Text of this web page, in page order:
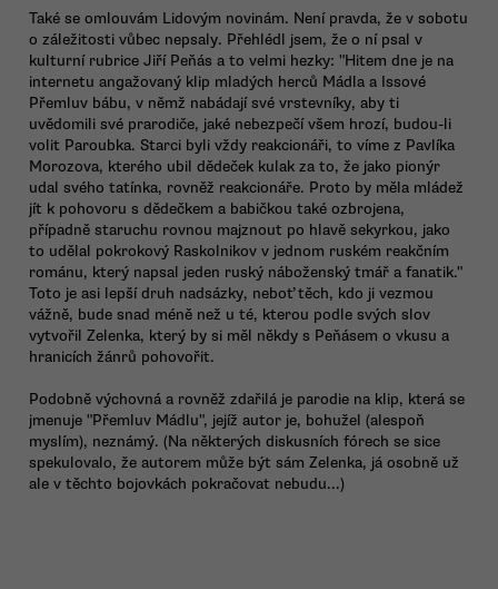
Také se omlouvám Lidovým novinám. Není pravda, že v sobotu
o záležitosti vůbec nepsaly. Přehlédl jsem, že o ní psal v
kulturní rubrice Jiří Peňás a to velmi hezky: "Hitem dne je na
internetu angažovaný klip mladých herců Mádla a Issové
Přemluv bábu, v němž nabádají své vrstevníky, aby ti
uvědomili své prarodiče, jaké nebezpečí všem hrozí, budou-li
volit Paroubka. Starci byli vždy reakcionáři, to víme z Pavlíka
Morozova, kterého ubil dědeček kulak za to, že jako pionýr
udal svého tatínka, rovněž reakcionáře. Proto by měla mládež
jít k pohovoru s dědečkem a babičkou také ozbrojena,
případně staruchu rovnou majznout po hlavě sekyrkou, jako
to udělal pokrokový Raskolnikov v jednom ruském reakčním
románu, který napsal jeden ruský náboženský tmář a fanatik."
Toto je asi lepší druh nadsázky, neboť těch, kdo ji vezmou
vážně, bude snad méně než u té, kterou podle svých slov
vytvořil Zelenka, který by si měl někdy s Peňásem o vkusu a
hranicích žánrů pohovořit.
Podobně výchovná a rovněž zdařilá je parodie na klip, která se
jmenuje "Přemluv Mádlu", jejíž autor je, bohužel (alespoň
myslím), neznámý. (Na některých diskusních fórech se sice
spekulovalo, že autorem může být sám Zelenka, já osobně už
ale v těchto bojovkách pokračovat nebudu...)